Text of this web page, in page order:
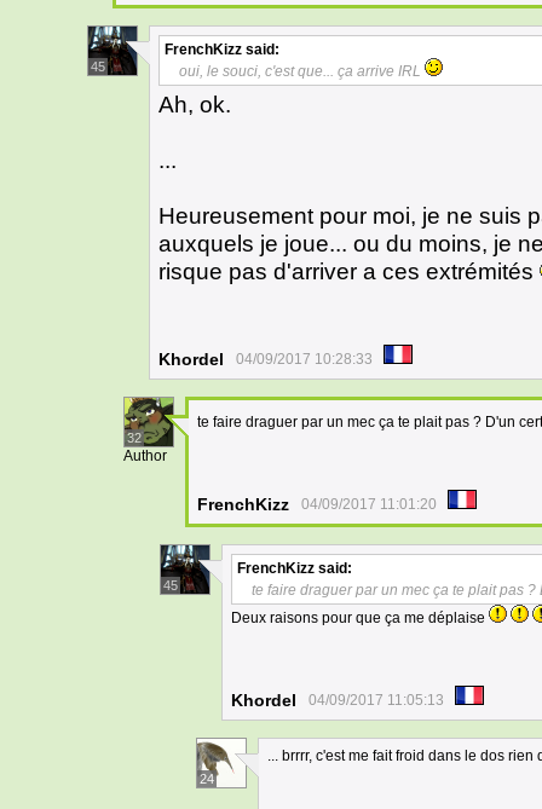
45
FrenchKizz said:
oui, le souci, c'est que... ça arrive IRL
Ah, ok.
...
Heureusement pour moi, je ne suis
auxquels je joue... ou du moins, je
risque pas d'arriver a ces extrémités
Khordel 04/09/2017 10:28:33
32
Author
te faire draguer par un mec ça te plait pas ? D'un
FrenchKizz 04/09/2017 11:01:20
45
FrenchKizz said:
te faire draguer par un mec ça te plait pas
Deux raisons pour que ça me déplaise
Khordel 04/09/2017 11:05:13
24
... brrrr, c'est me fait froid dans le dos rien